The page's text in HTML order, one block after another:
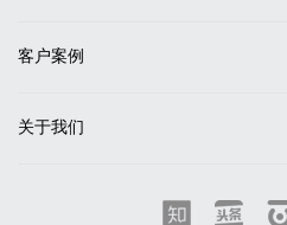
客户案例
关于我们